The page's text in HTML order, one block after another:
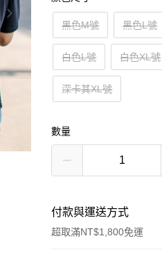
黑色M號 黑色L號
白色L號 白色XL號
深卡其XL號
數量
付款與運送方式
超取滿NT$1,800免運